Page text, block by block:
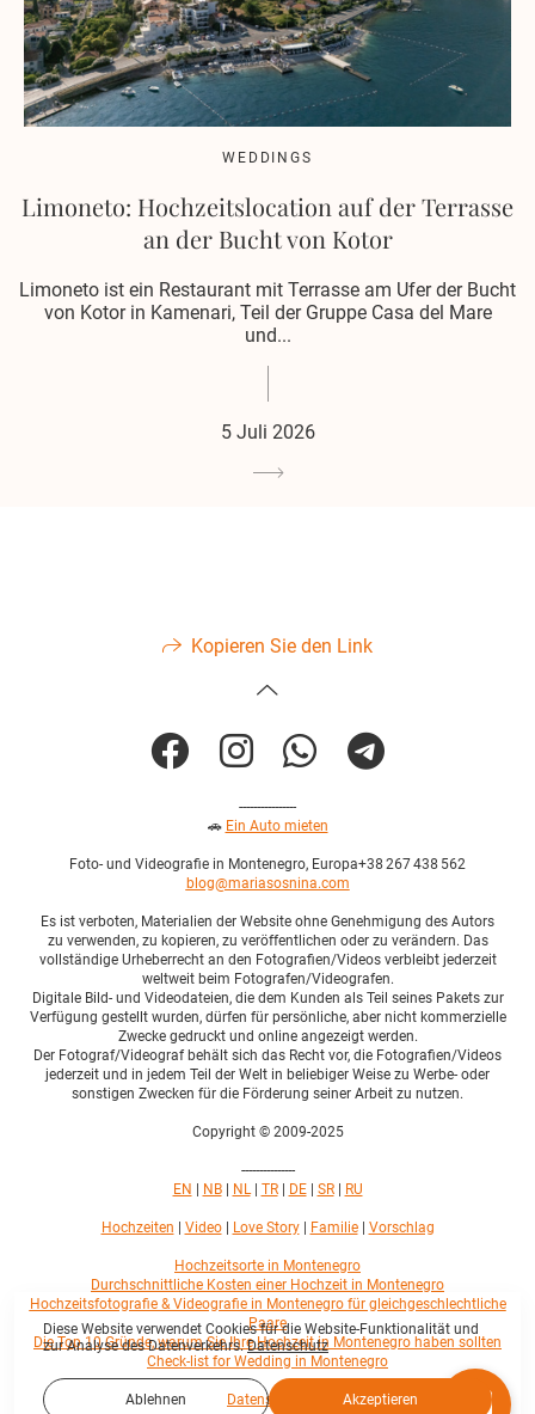
WEDDINGS
Limoneto: Hochzeitslocation auf der Terrasse
an der Bucht von Kotor
Limoneto ist ein Restaurant mit Terrasse am Ufer der Bucht
von Kotor in Kamenari, Teil der Gruppe Casa del Mare
und...
5 Juli 2026
Kopieren Sie den Link
----------------
🚗 Ein Auto mieten
Foto- und Videografie in Montenegro, Europa+38 267 438 562
blog@mariasosnina.com
Es ist verboten, Materialien der Website ohne Genehmigung des Autors
zu verwenden, zu kopieren, zu veröffentlichen oder zu verändern. Das
vollständige Urheberrecht an den Fotografien/Videos verbleibt jederzeit
weltweit beim Fotografen/Videografen.
Digitale Bild- und Videodateien, die dem Kunden als Teil seines Pakets zur
Verfügung gestellt wurden, dürfen für persönliche, aber nicht kommerzielle
Zwecke gedruckt und online angezeigt werden.
Der Fotograf/Videograf behält sich das Recht vor, die Fotografien/Videos
jederzeit und in jedem Teil der Welt in beliebiger Weise zu Werbe- oder
sonstigen Zwecken für die Förderung seiner Arbeit zu nutzen.
Copyright © 2009-2025
---------------
EN | NB| NL| TR| DE| SR| RU
Hochzeiten | Video| Love Story| Familie| Vorschlag
Hochzeitsorte in Montenegro
Durchschnittliche Kosten einer Hochzeit in Montenegro
Hochzeitsfotografie & Videografie in Montenegro für gleichgeschlechtliche
Paare
Die Top 10 Gründe, warum Sie Ihre Hochzeit in Montenegro haben sollten
Check-list for Wedding in Montenegro
Datenschutz
Diese Website verwendet Cookies für die Website-Funktionalität und
zur Analyse des Datenverkehrs.Datenschutz
Ablehnen Akzeptieren